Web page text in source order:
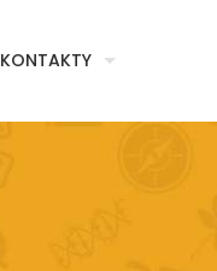
KONTAKTY